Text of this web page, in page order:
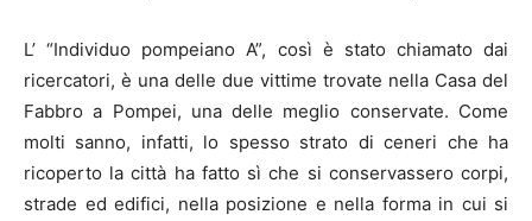
L’ “Individuo pompeiano A”, così è stato chiamato dai
ricercatori, è una delle due vittime trovate nella Casa del
Fabbro a Pompei, una delle meglio conservate. Come
molti sanno, infatti, lo spesso strato di ceneri che ha
ricoperto la città ha fatto sì che si conservassero corpi,
strade ed edifici, nella posizione e nella forma in cui si